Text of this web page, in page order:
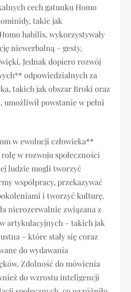
cech gatunku Homo
takie jak
habilis, wykorzystywały
niewerbalną – gesty,
Jednak dopiero rozwój
odpowiedzialnych za
takich jak obszar Broki oraz
umożliwił powstanie w pełni
w ewolucji człowieka**
w rozwoju społeczności
ludzie mogli tworzyć
współpracy, przekazywać
i tworzyć kulturę.
nierozerwalnie związana z
artykulacyjnych – takich jak
– które stały się coraz
do wydawania
Zdolność do mówienia
do wzrostu inteligencji